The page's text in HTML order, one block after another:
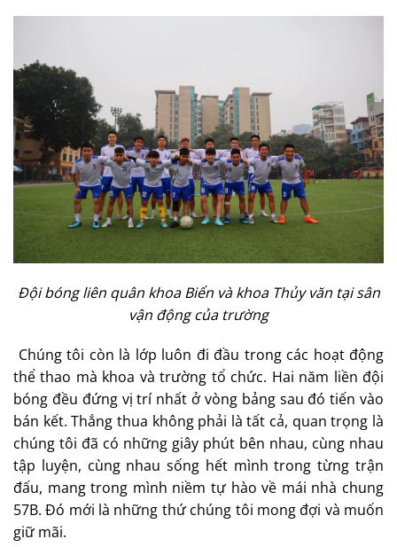
Đội bóng liên quân khoa Biển và khoa Thủy văn tại sân
vận động của trường
Chúng tôi còn là lớp luôn đi đầu trong các hoạt động
thể thao mà khoa và trường tổ chức. Hai năm liền đội
bóng đều đứng vị trí nhất ở vòng bảng sau đó tiến vào
bán kết. Thắng thua không phải là tất cả, quan trọng là
chúng tôi đã có những giây phút bên nhau, cùng nhau
tập luyện, cùng nhau sống hết mình trong từng trận
đấu, mang trong mình niềm tự hào về mái nhà chung
57B. Đó mới là những thứ chúng tôi mong đợi và muốn
giữ mãi.